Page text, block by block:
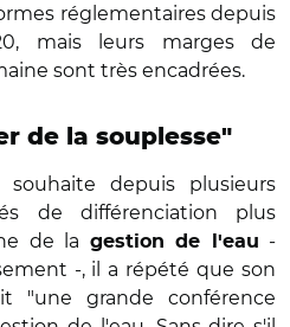
réglementaires depuis
mais leurs marges de
sont très encadrées.
de la souplesse"
depuis plusieurs
de différenciation plus
de la
gestion de l'eau
-
-, il a répété que son
"une grande conférence